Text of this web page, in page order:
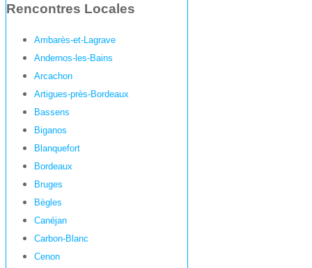
Rencontres Locales
Ambarès-et-Lagrave
Andernos-les-Bains
Arcachon
Artigues-près-Bordeaux
Bassens
Biganos
Blanquefort
Bordeaux
Bruges
Bègles
Canéjan
Carbon-Blanc
Cenon